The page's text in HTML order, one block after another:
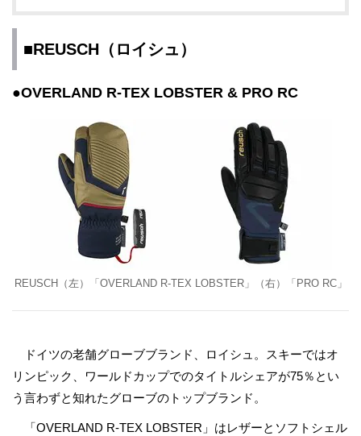
■REUSCH（ロイシュ）
●OVERLAND R-TEX LOBSTER & PRO RC
REUSCH（左）「OVERLAND R-TEX LOBSTER」（右）「PRO RC」
ドイツの老舗グローブブランド、ロイシュ。スキーではオ
リンピック、ワールドカップでのタイトルシェアが75％とい
う言わずと知れたグローブのトップブランド。
「OVERLAND R-TEX LOBSTER」はレザーとソフトシェル